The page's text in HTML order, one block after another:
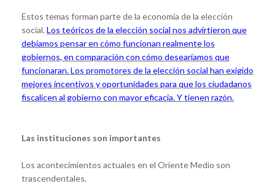
Estos temas forman parte de la economía de la elección
social. Los teóricos de la elección social nos advirtieron que
debíamos pensar en cómo funcionan realmente los
gobiernos, en comparación con cómo desearíamos que
funcionaran. Los promotores de la elección social han exigido
mejores incentivos y oportunidades para que los ciudadanos
fiscalicen al gobierno con mayor eficacia. Y tienen razón.
Las instituciones son importantes
Los acontecimientos actuales en el Oriente Medio son
trascendentales.